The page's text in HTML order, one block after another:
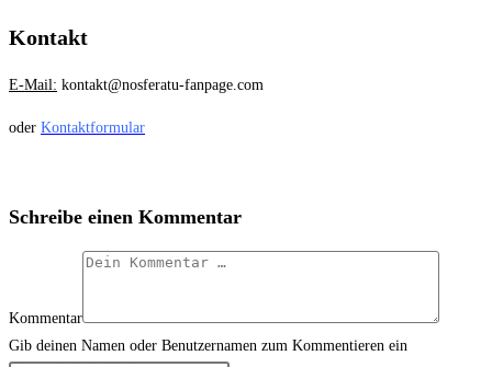
Kontakt
E-Mail: kontakt@nosferatu-fanpage.com
oder Kontaktformular
Schreibe einen Kommentar
Kommentar
Gib deinen Namen oder Benutzernamen zum Kommentieren ein